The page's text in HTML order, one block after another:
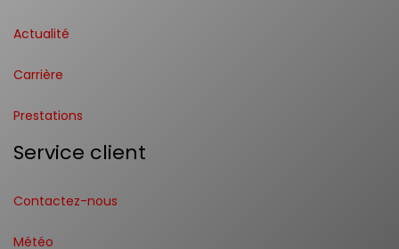
Actualité
Carrière
Prestations
Service client
Contactez-nous
Météo